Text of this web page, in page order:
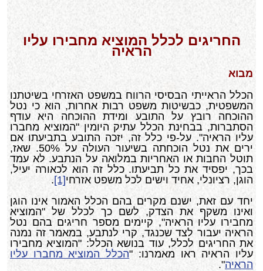
החריגים לכלל המוציא מחבירו עליו
הראיה
מבוא
הכלל הראייתי הבסיסי הרווח במשפט האזרחי בשיטתנו
המשפטית, כבשיטות משפט רבות אחרות, הוא כי נטל
ההוכחה רובץ על התובע ומידת ההוכחה היא עודף
הסתברות, בבחינת הכלל עתיק היומין "המוציא מחברו
עליו הראיה". על-פי כלל זה, יזכה התובע בתביעתו אם
ירים את נטל הוכחתה בשיעור העולה על 50%. שאז,
תוטל החבות או האחריות במלואה על הנתבע. לא עמד
בכך, יפסיד את כל תביעתו. כלל זה הוא לכאורה יעיל,
הוגן, רציונלי, אחיד וישים לכל משפט אזרחי[1]
.
יחד עם זאת, ישנם מקרים בהם הכלל האמור אינו הוגן
ואינו משקף את הצדק, לשם כך לכלל של "המוציא
מחבירו עליו הראיה", קיימים מספר חריגים בהם נטל
הראיה יעבור לצד שכנגד, קרי לנתבע, במאמר זה נמנה
את החריגים לכלל, עוד בנושא הכלל: "המוציא מחבירו
עליו הראיה ראו מאמרנו: "הכלל המוציא מחברו עליו
הראיה".